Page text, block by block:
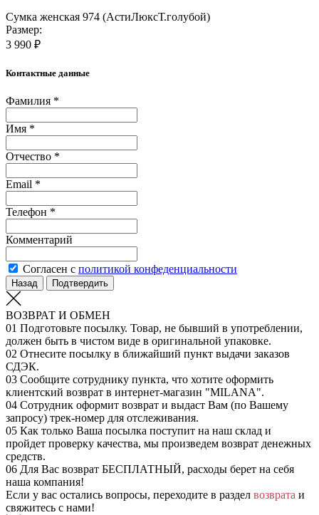
Сумка женская 974 (АстиЛюксТ.голубой)
Размер:
3 990 ₽
Контактные данные
Фамилия *
Имя *
Отчество *
Email *
Телефон *
Комментарий
Согласен с политикой конфеденциальности
Назад Подтвердить
ВОЗВРАТ И ОБМЕН
01 Подготовьте посылку. Товар, не бывший в употреблении,
должен быть в чистом виде в оригинальной упаковке.
02 Отнесите посылку в ближайший пункт выдачи заказов
СДЭК.
03 Сообщите сотруднику пункта, что хотите оформить
клиентский возврат в интернет-магазин "MILANA".
04 Сотрудник оформит возврат и выдаст Вам (по Вашему
запросу) трек-номер для отслеживания.
05 Как только Ваша посылка поступит на наш склад и
пройдет проверку качества, мы произведем возврат денежных
средств.
06 Для Вас возврат БЕСПЛАТНЫЙ, расходы берет на себя
наша компания!
Если у вас остались вопросы, переходите в раздел возврата и
свяжитесь с нами!